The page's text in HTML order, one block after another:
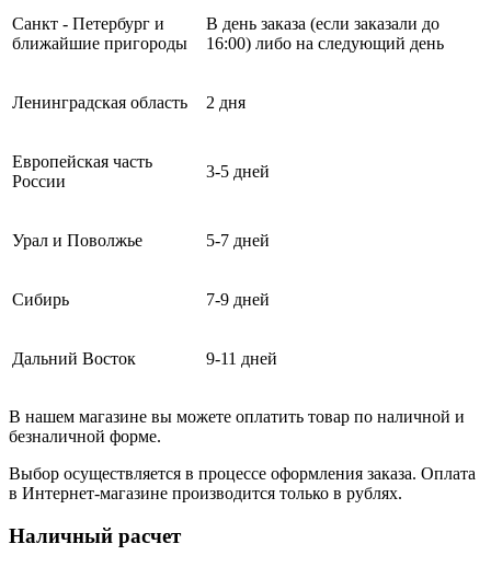
Санкт - Петербург и
ближайшие пригороды
В день заказа (если заказали до
16:00) либо на следующий день
Ленинградская область 2 дня
Европейская часть
России
3-5 дней
Урал и Поволжье 5-7 дней
Сибирь 7-9 дней
Дальний Восток 9-11 дней
В нашем магазине вы можете оплатить товар по наличной и
безналичной форме.
Выбор осуществляется в процессе оформления заказа. Оплата
в Интернет-магазине производится только в рублях.
Наличный расчет